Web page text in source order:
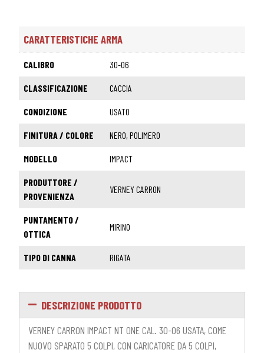
CARATTERISTICHE ARMA
CALIBRO 30-06
CLASSIFICAZIONE CACCIA
CONDIZIONE USATO
FINITURA / COLORE NERO, POLIMERO
MODELLO IMPACT
PRODUTTORE /
PROVENIENZA
VERNEY CARRON
PUNTAMENTO /
OTTICA
MIRINO
TIPO DI CANNA RIGATA
DESCRIZIONE PRODOTTO
VERNEY CARRON IMPACT NT ONE CAL. 30-06 USATA, COME
NUOVO SPARATO 5 COLPI, CON CARICATORE DA 5 COLPI,